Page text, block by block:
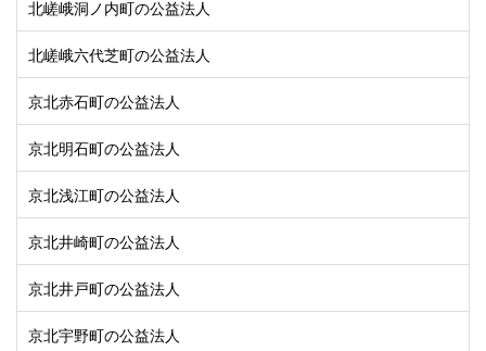
北嵯峨洞ノ内町の公益法人
北嵯峨六代芝町の公益法人
京北赤石町の公益法人
京北明石町の公益法人
京北浅江町の公益法人
京北井崎町の公益法人
京北井戸町の公益法人
京北宇野町の公益法人